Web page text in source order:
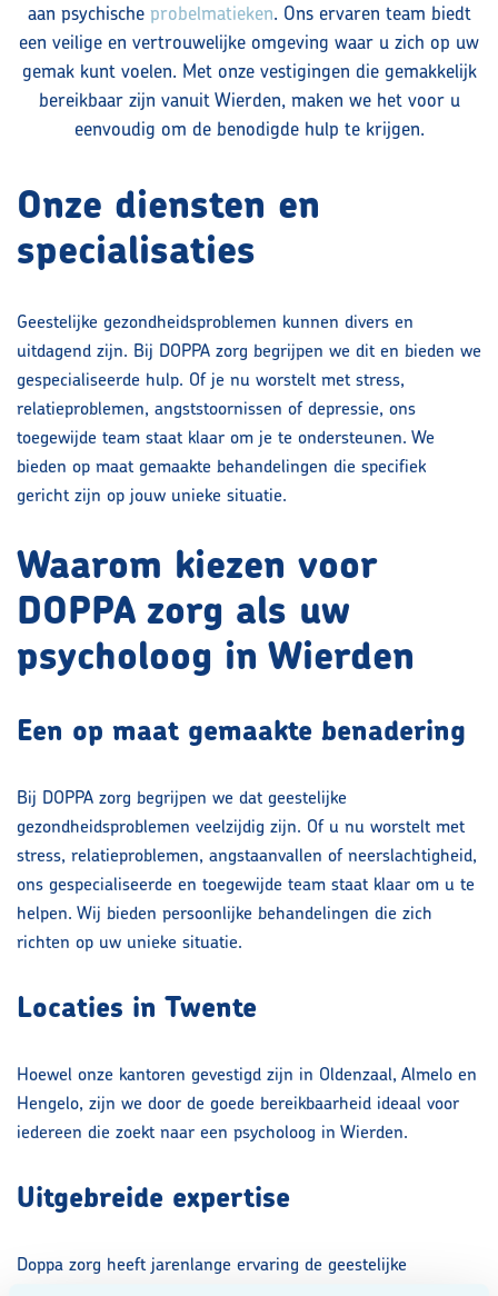
Vacatures
Contact
Privacyverklaring volwassenen
Doelgroepen
aan psychische probelmatieken. Ons ervaren team biedt
een veilige en vertrouwelijke omgeving waar u zich op uw
gemak kunt voelen. Met onze vestigingen die gemakkelijk
bereikbaar zijn vanuit Wierden, maken we het voor u
eenvoudig om de benodigde hulp te krijgen.
Onze diensten en
specialisaties
Geestelijke gezondheidsproblemen kunnen divers en
uitdagend zijn. Bij DOPPA zorg begrijpen we dit en bieden we
gespecialiseerde hulp. Of je nu worstelt met stress,
relatieproblemen, angststoornissen of depressie, ons
toegewijde team staat klaar om je te ondersteunen. We
bieden op maat gemaakte behandelingen die specifiek
gericht zijn op jouw unieke situatie.
Waarom kiezen voor
DOPPA zorg als uw
psycholoog in Wierden
Een op maat gemaakte benadering
Bij DOPPA zorg begrijpen we dat geestelijke
gezondheidsproblemen veelzijdig zijn. Of u nu worstelt met
stress, relatieproblemen, angstaanvallen of neerslachtigheid,
ons gespecialiseerde en toegewijde team staat klaar om u te
helpen. Wij bieden persoonlijke behandelingen die zich
richten op uw unieke situatie.
Locaties in Twente
Hoewel onze kantoren gevestigd zijn in Oldenzaal, Almelo en
Hengelo, zijn we door de goede bereikbaarheid ideaal voor
iedereen die zoekt naar een psycholoog in Wierden.
Uitgebreide expertise
Doppa zorg heeft jarenlange ervaring de geestelijke